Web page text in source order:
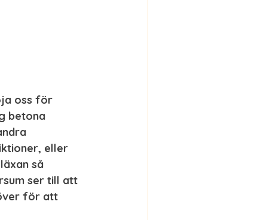
oss för
betona
eller
så
ser till att
för att